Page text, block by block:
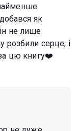
як
не лише
розбили серце, і
цю книгу❤️